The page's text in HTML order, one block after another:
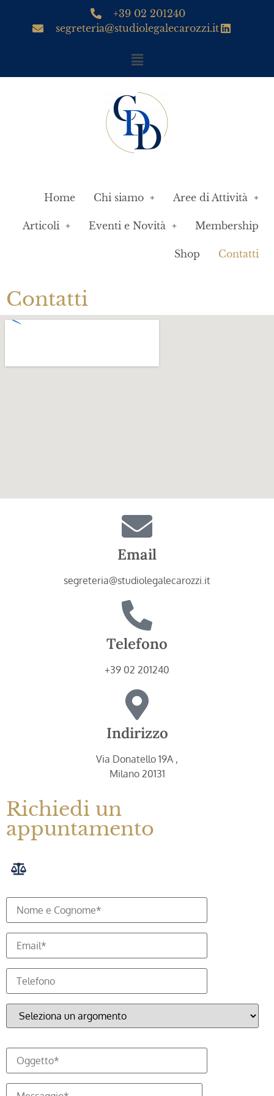
+39 02 201240
segreteria@studiolegalecarozzi.it
Home Chi siamo Aree di Attività
Articoli Eventi e Novità Membership
Shop Contatti
Contatti
Email
segreteria@studiolegalecarozzi.it
Telefono
+39 02 201240
Indirizzo
Via Donatello 19A ,
Milano 20131
Richiedi un
appuntamento